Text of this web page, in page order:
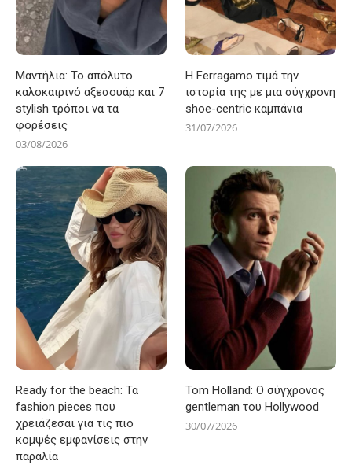
Μαντήλια: Το απόλυτο
καλοκαιρινό αξεσουάρ και 7
stylish τρόποι να τα
φορέσεις
03/08/2026
Η Ferragamo τιμά την
ιστορία της με μια σύγχρονη
shoe-centric καμπάνια
31/07/2026
Ready for the beach: Τα
fashion pieces που
χρειάζεσαι για τις πιο
κομψές εμφανίσεις στην
παραλία
Tom Holland: Ο σύγχρονος
gentleman του Hollywood
30/07/2026